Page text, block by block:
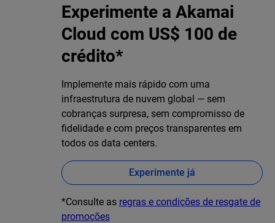
Experimente a Akamai
Cloud com US$ 100 de
crédito*
Implemente mais rápido com uma
infraestrutura de nuvem global — sem
cobranças surpresa, sem compromisso de
fidelidade e com preços transparentes em
todos os data centers.
Experimente já
*Consulte as regras e condições de resgate de
promoções